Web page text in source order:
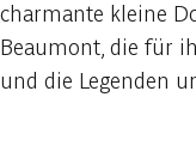
charmante kleine
Beaumont, die für
und die Legenden